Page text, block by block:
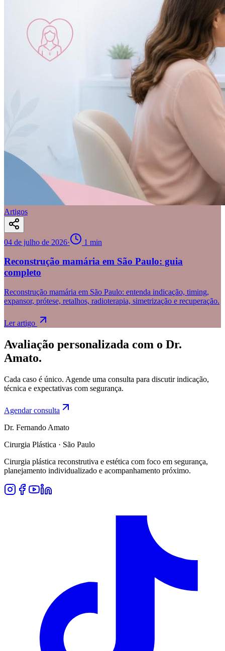
Artigos
04 de julho de 2026· 1 min
Reconstrução mamária em São Paulo: guia
completo
Reconstrução mamária em São Paulo: entenda indicação, timing,
expansor, prótese, retalhos, radioterapia, simetrização e recuperação.
Ler artigo
Avaliação personalizada com o Dr.
Amato.
Cada caso é único. Agende uma consulta para discutir indicação,
técnica e expectativas com segurança.
Agendar consulta
Dr. Fernando Amato
Cirurgia Plástica · São Paulo
Cirurgia plástica reconstrutiva e estética com foco em segurança,
planejamento individualizado e acompanhamento próximo.